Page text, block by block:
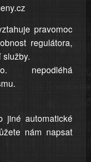
pravomoc
regulátora,
služby.
nepodléhá
jiné automatické
nám napsat